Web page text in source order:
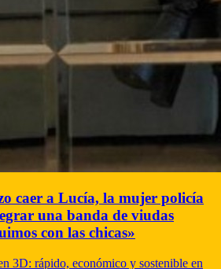
caer a Lucía, la mujer policía
una banda de viudas
con las chicas»